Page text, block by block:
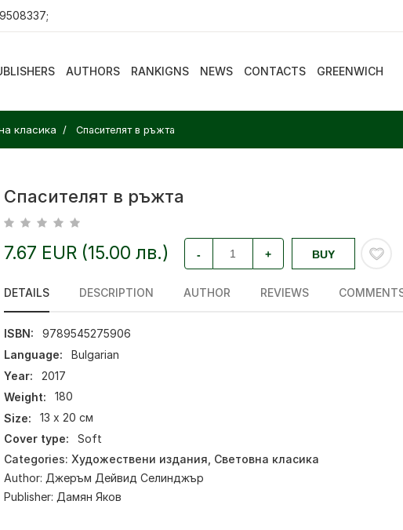
AUTHORS RANKIGNS NEWS CONTACTS GREENWICH
класика Спасителят в ръжта
Спасителят в ръжта
7.67 EUR (15.00 лв.) - + BUY
DETAILS DESCRIPTION AUTHOR REVIEWS
ISBN:
9789545275906
Language:
Bulgarian
Year:
2017
Weight:
180
Size:
13 x 20 см
Cover type:
Soft
Categories: Художествени издания Световна класика
Author: Джеръм Дейвид Селинджър
Publisher: Дамян Яков